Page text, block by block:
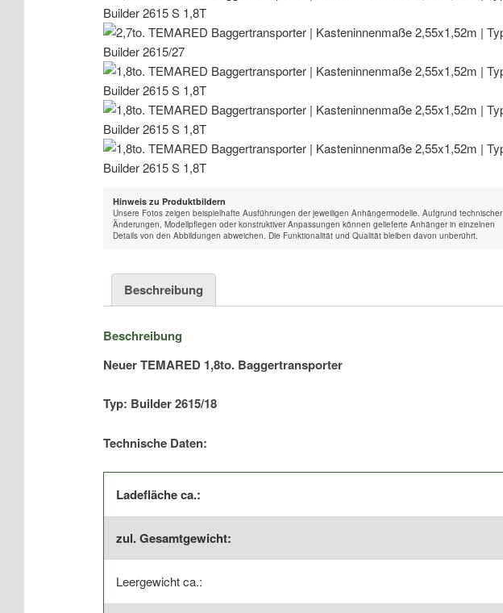
Hinweis zu Produktbildern
Unsere Fotos zeigen beispielhafte Ausführungen der jeweiligen Anhängermodelle. Aufgrund technischer
Änderungen, Modellpflegen oder konstruktiver Anpassungen können gelieferte Anhänger in einzelnen
Details von den Abbildungen abweichen. Die Funktionalität und Qualität bleiben davon unberührt.
Beschreibung
Beschreibung
Neuer TEMARED 1,8to. Baggertransporter
Typ: Builder 2615/18
Technische Daten:
Ladefläche ca.:
zul. Gesamtgewicht:
Leergewicht ca.: